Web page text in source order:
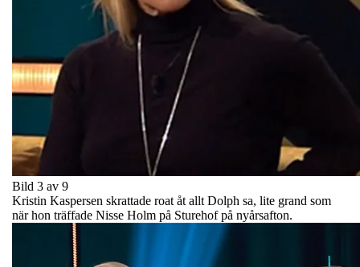
Bild 3 av 9
Kristin Kaspersen skrattade roat åt allt Dolph sa, lite grand som
när hon träffade Nisse Holm på Sturehof på nyårsafton.